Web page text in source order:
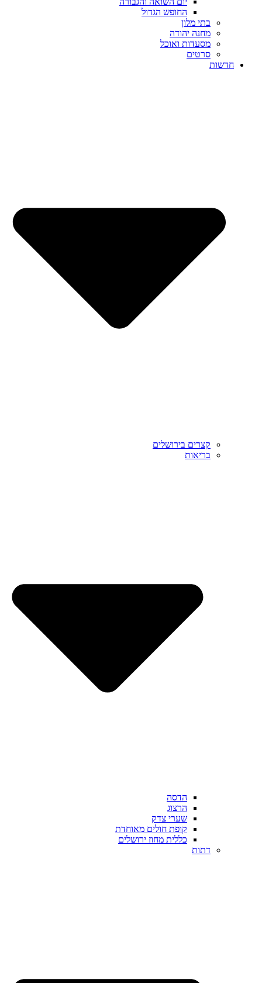
החופש הגדול
בתי מלון
מחנה יהודה
מסעדות ואוכל
סרטים
חדשות
קצרים בירושלים
בריאות
הדסה
הרצוג
שערי צדק
קופת חולים מאוחדת
כללית מחוז ירושלים
דתות